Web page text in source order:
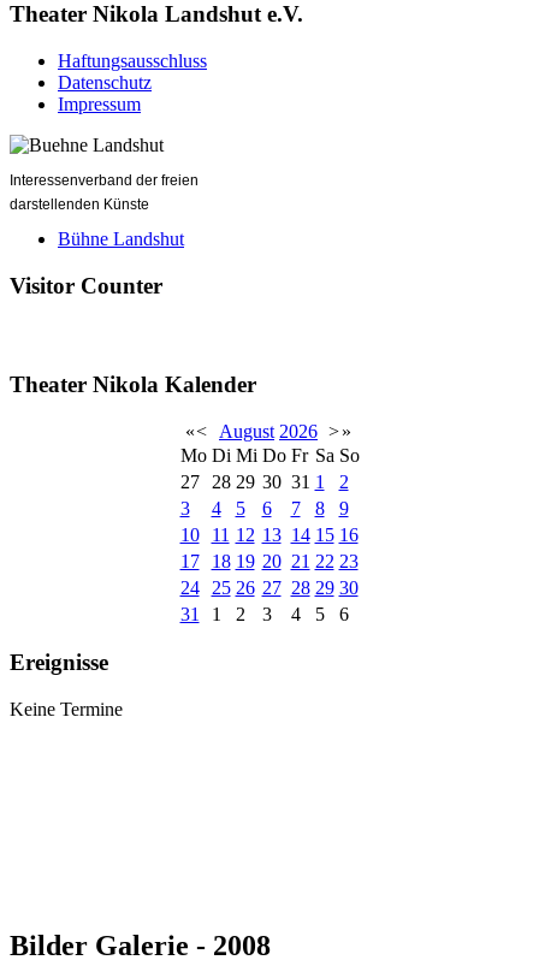
Theater Nikola Landshut e.V.
Haftungsausschluss
Datenschutz
Impressum
Interessenverband der freien
darstellenden Künste
Bühne Landshut
Visitor Counter
Theater Nikola Kalender
«< August 2026 >»
Mo Di Mi Do Fr Sa So
27
28 29 30 31 1
2
3
4 5 6 7 8
9
10
11 12 13 14 15 16
17
18 19 20 21 22 23
24
25 26 27 28 29 30
31
1 2 3 4 5 6
Ereignisse
Keine Termine
Bilder Galerie - 2008